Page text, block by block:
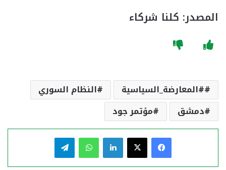
المصدر: كلنا شركاء
#المعارضة_السياسية
النظام السوري
دمشق
مؤتمر جود
فيسبوك لينكدإن واتساب